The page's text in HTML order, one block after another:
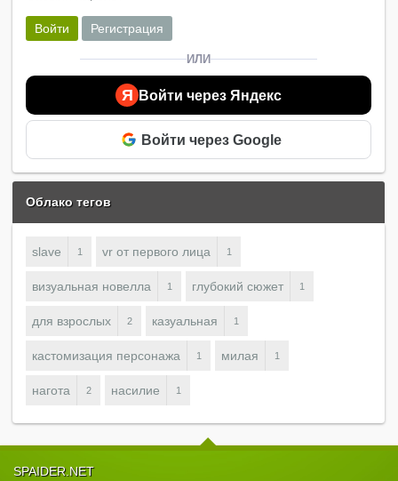
Войти Регистрация
ИЛИ
Я Войти через Яндекс
Войти через Google
Облако тегов
slave 1 vr от первого лица 1
визуальная новелла 1 глубокий сюжет 1
для взрослых 2 казуальная 1
кастомизация персонажа 1 милая 1
нагота 2 насилие 1
SPAIDER.NET